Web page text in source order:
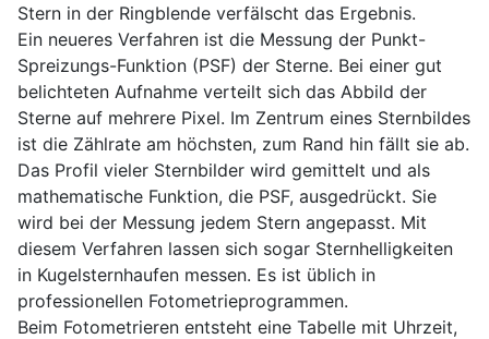
Stern in der Ringblende verfälscht das Ergebnis.
Ein neueres Verfahren ist die Messung der Punkt-
Spreizungs-Funktion (PSF) der Sterne. Bei einer gut
belichteten Aufnahme verteilt sich das Abbild der
Sterne auf mehrere Pixel. Im Zentrum eines Sternbildes
ist die Zählrate am höchsten, zum Rand hin fällt sie ab.
Das Profil vieler Sternbilder wird gemittelt und als
mathematische Funktion, die PSF, ausgedrückt. Sie
wird bei der Messung jedem Stern angepasst. Mit
diesem Verfahren lassen sich sogar Sternhelligkeiten
in Kugelsternhaufen messen. Es ist üblich in
professionellen Fotometrieprogrammen.
Beim Fotometrieren entsteht eine Tabelle mit Uhrzeit,